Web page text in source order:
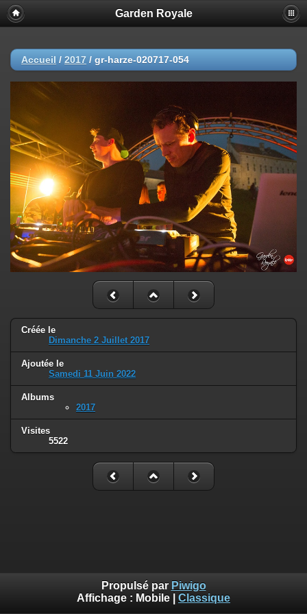
Garden Royale
Accueil / 2017 / gr-harze-020717-054
Créée le
Dimanche 2 Juillet 2017
Ajoutée le
Samedi 11 Juin 2022
Albums
2017
Visites
5522
Propulsé par Piwigo
Affichage : Mobile Classique